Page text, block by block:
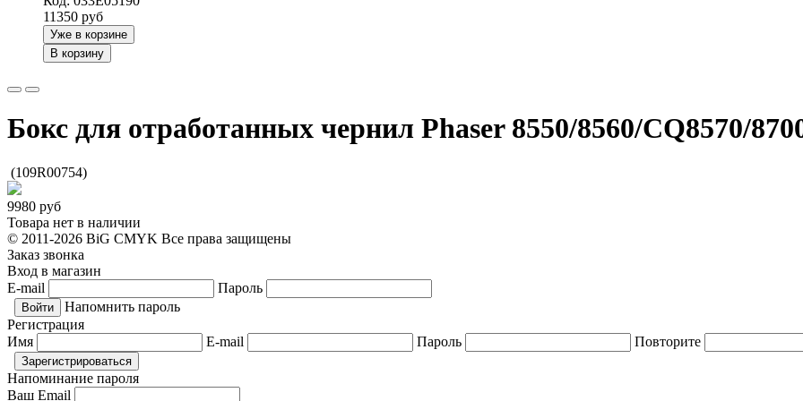
11350 руб
Уже в корзине
В корзину
Бокс для отработанных чернил Phaser 8550/8560/CQ8570/
(109R00754)
9980 руб
Товара нет в наличии
© 2011-2026 BiG CMYK Все права защищены
Заказ звонка
Вход в магазин
E-mail
Пароль
Напомнить пароль
Регистрация
Имя
E-mail Пароль Повторите
Напоминание пароля
Ваш Email